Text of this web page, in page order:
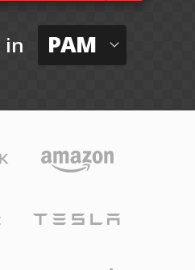
in PAM